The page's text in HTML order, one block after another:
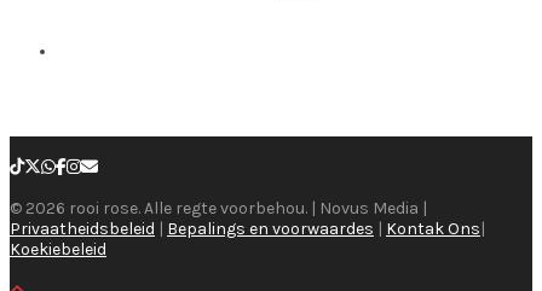
© 2026 rooi rose. Alle regte voorbehou. | Novus Media |
Privaatheidsbeleid | Bepalings en voorwaardes | Kontak Ons|
Koekiebeleid